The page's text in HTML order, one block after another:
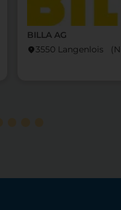
BILLA AG
location_on3550 Langenlois